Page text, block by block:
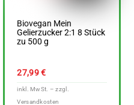
Biovegan Mein
Gelierzucker 2:1 8 Stück
zu 500 g
27,99€